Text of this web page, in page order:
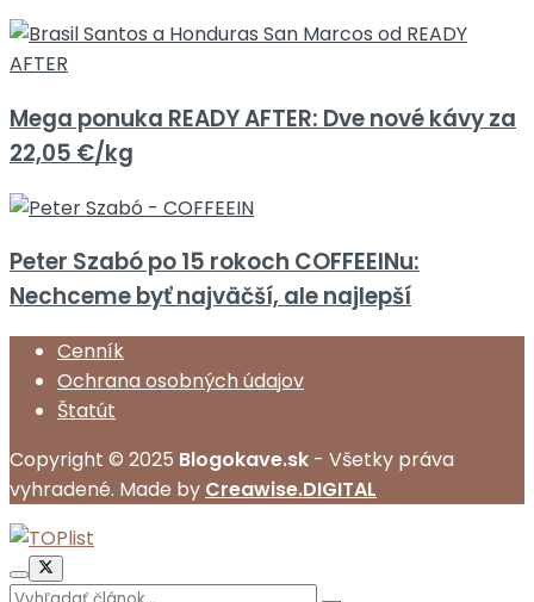
Mega ponuka READY AFTER: Dve nové kávy za
22,05 €/kg
Peter Szabó po 15 rokoch COFFEEINu:
Nechceme byť najväčší, ale najlepší
Cenník
Ochrana osobných údajov
Štatút
Copyright © 2025 Blogokave.sk - Všetky práva
vyhradené. Made by Creawise.DIGITAL